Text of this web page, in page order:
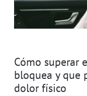
Cómo superar
bloquea y que
dolor físico